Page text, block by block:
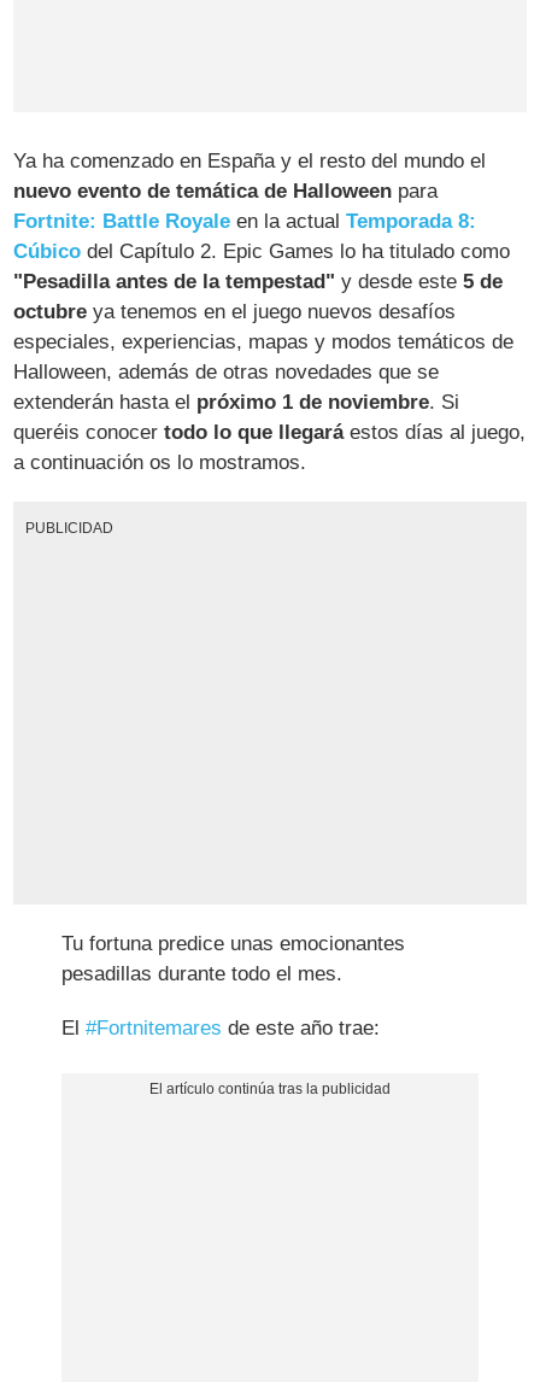
Ya ha comenzado en España y el resto del mundo el
nuevo evento de temática de Halloween para
Fortnite: Battle Royale en la actualTemporada 8:
Cúbico del Capítulo 2. Epic Games lo ha titulado como
"Pesadilla antes de la tempestad" y desde este5 de
octubre ya tenemos en el juego nuevos desafíos
especiales, experiencias, mapas y modos temáticos de
Halloween, además de otras novedades que se
extenderán hasta el próximo 1 de noviembre. Si
queréis conocertodo lo que llegaráestos días al juego,
a continuación os lo mostramos.
PUBLICIDAD
Tu fortuna predice unas emocionantes
pesadillas durante todo el mes.
El#Fortnitemares de este año trae: